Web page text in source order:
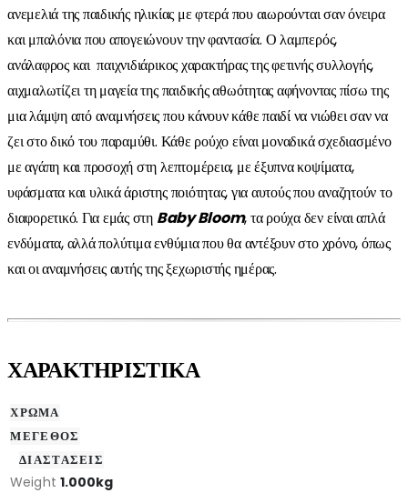
ανεμελιά της παιδικής ηλικίας με φτερά που αιωρούνται σαν όνειρα
και μπαλόνια που απογειώνουν την φαντασία. Ο λαμπερός,
ανάλαφρος και παιχνιδιάρικος χαρακτήρας της φετινής συλλογής,
αιχμαλωτίζει τη μαγεία της παιδικής αθωότητας αφήνοντας πίσω της
μια λάμψη από αναμνήσεις που κάνουν κάθε παιδί να νιώθει σαν να
ζει στο δικό του παραμύθι. Κάθε ρούχο είναι μοναδικά σχεδιασμένο
με αγάπη και προσοχή στη λεπτομέρεια, με έξυπνα κοψίματα,
υφάσματα και υλικά άριστης ποιότητας, για αυτούς που αναζητούν το
διαφορετικό. Για εμάς στη Baby Bloom, τα ρούχα δεν είναι απλά
ενδύματα, αλλά πολύτιμα ενθύμια που θα αντέξουν στο χρόνο, όπως
και οι αναμνήσεις αυτής της ξεχωριστής ημέρας.
ΧΑΡΑΚΤΗΡΙΣΤΙΚΑ
ΧΡΩΜΑ
ΜΕΓΕΘΟΣ
ΔΙΑΣΤΑΣΕΙΣ
Weight 1.000kg